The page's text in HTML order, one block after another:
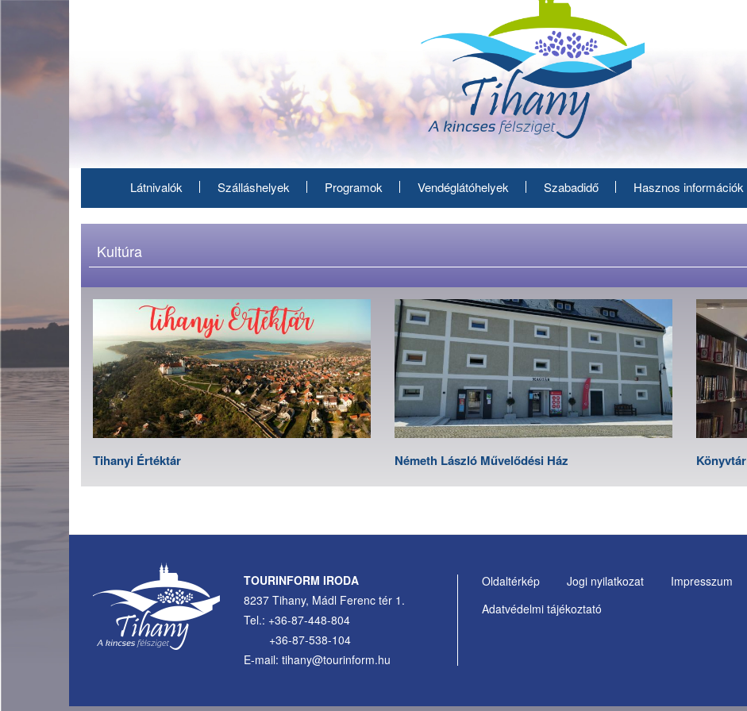
Látnivalók Szálláshelyek Programok Vendéglátóhelyek Szabadidő Hasznos információk
Kultúra
Tihanyi Értéktár Németh László Művelődési Ház Könyvtár
TOURINFORM IRODA
8237 Tihany, Mádl Ferenc tér 1.
Tel.: +36-87-448-804
+36-87-538-104
E-mail: tihany@tourinform.hu
Footer
Menu
Oldaltérkép Jogi nyilatkozat
Impresszum
Adatvédelmi tájékoztató